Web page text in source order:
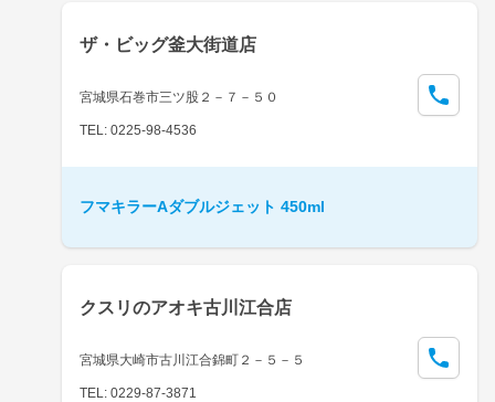
ザ・ビッグ釜大街道店
宮城県石巻市三ツ股２－７－５０
TEL: 0225-98-4536
フマキラーAダブルジェット 450ml
クスリのアオキ古川江合店
宮城県大崎市古川江合錦町２－５－５
TEL: 0229-87-3871